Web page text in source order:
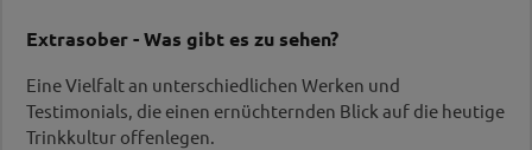
Extrasober - Was gibt es zu sehen?
Eine Vielfalt an unterschiedlichen Werken und
Testimonials, die einen ernüchternden Blick auf die heutige
Trinkkultur offenlegen.